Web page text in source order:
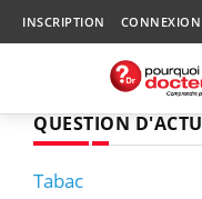
INSCRIPTION CONNEXION
QUESTION D'ACTU
Tabac